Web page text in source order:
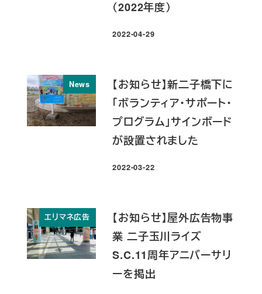
（2022年度）
投稿日
2022-04-29
News
【お知らせ】新二子橋下に
「ボランティア・サポート・
プログラム」サインボード
が設置されました
投稿日
2022-03-22
エリマネ広告
【お知らせ】屋外広告物事
業 二子玉川ライズ
S.C.11周年アニバーサリ
ーを掲出